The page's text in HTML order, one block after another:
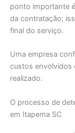
ponto importante
da contratação;
final do serviço.
Uma empresa
custos envolvidos
realizado.
O processo de
em Itapema SC